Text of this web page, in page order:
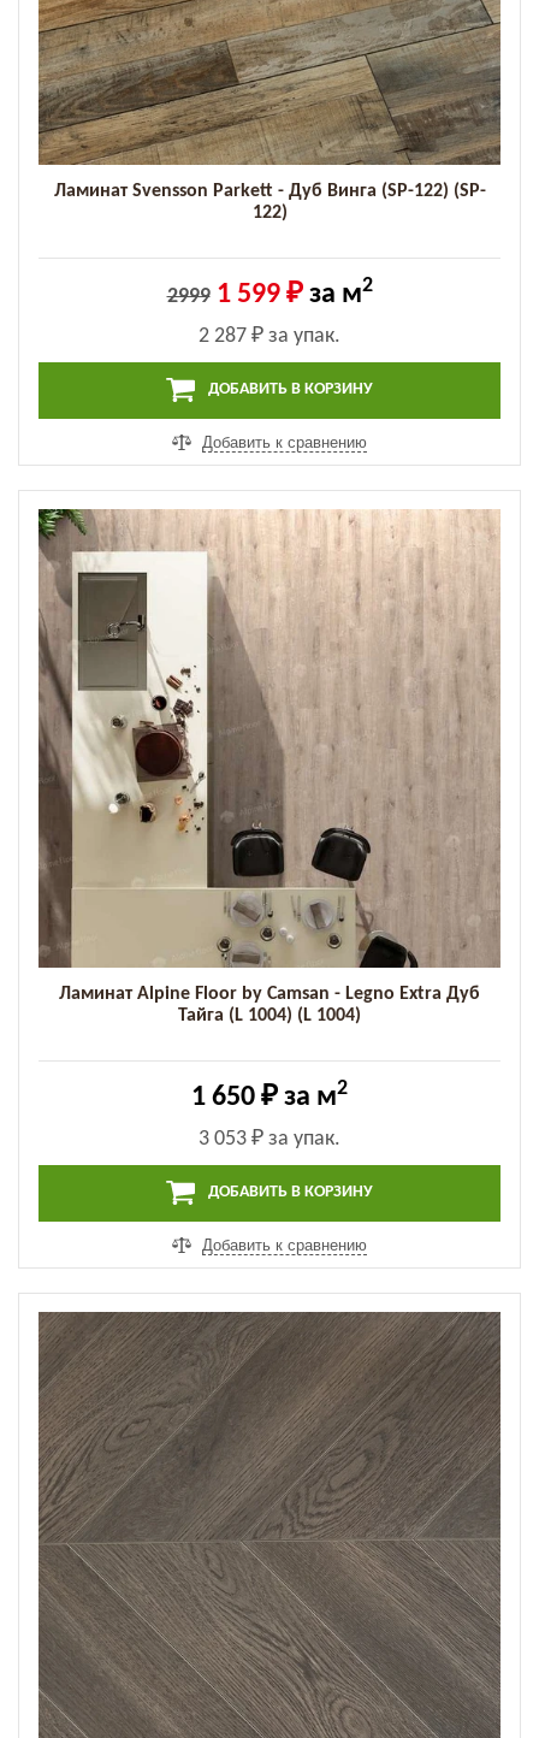
Ламинат Svensson Parkett - Дуб Винга (SP-122) (SP-
122)
2999 1 599 ₽за м2
2 287 ₽ за упак.
ДОБАВИТЬ В КОРЗИНУ
Добавить к сравнению
Ламинат Alpine Floor by Camsan - Legno Extra Дуб
Тайга (L 1004) (L 1004)
1 650 ₽ за м2
3 053 ₽ за упак.
ДОБАВИТЬ В КОРЗИНУ
Добавить к сравнению